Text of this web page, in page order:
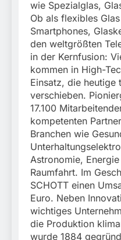
wie Spezialglas,
Ob als flexibles
Smartphones,
den weltgrößten
in der Kernfusion:
kommen in High-
Einsatz, die heutige
verschieben.
17.100
kompetenten
Branchen wie
Astronomie,
Raumfahrt. Im
SCHOTT einen
Euro. Neben
wichtiges
die Produktion
wurde 1884